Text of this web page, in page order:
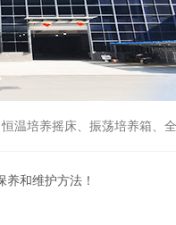
温培养摇床、振荡培养箱、
养和维护方法！